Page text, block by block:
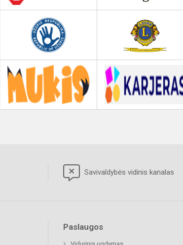
Savivaldybės vidinis kanalas
Paslaugos